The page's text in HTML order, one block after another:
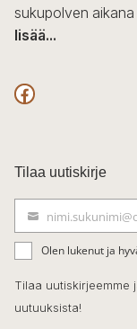
sukupolven
lisää...
F
c
e
b
o
o
k
Tilaa uutiskirje
ä
h
k
Olen lukenut ja
Tilaa uutiskirjeemme
uutuuksista!